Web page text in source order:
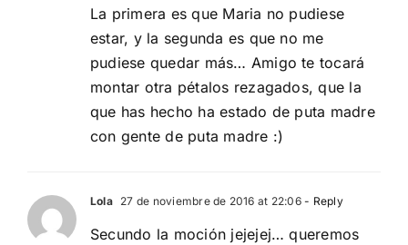
La primera es que Maria no pudiese
estar, y la segunda es que no me
pudiese quedar más… Amigo te tocará
montar otra pétalos rezagados, que la
que has hecho ha estado de puta madre
con gente de puta madre :)
Lola 27 de noviembre de 2016 at 22:06- Reply
Secundo la moción jejejej… queremos